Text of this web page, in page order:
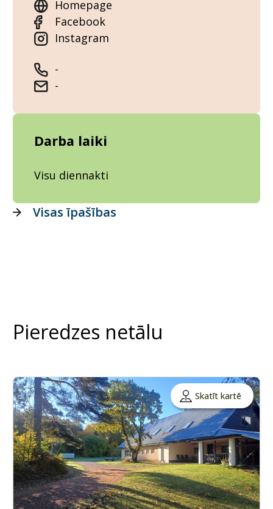
Homepage
Facebook
Instagram
-
-
Darba laiki
Visu diennakti
Visas īpašības
Pieredzes netālu
Skatīt kartē